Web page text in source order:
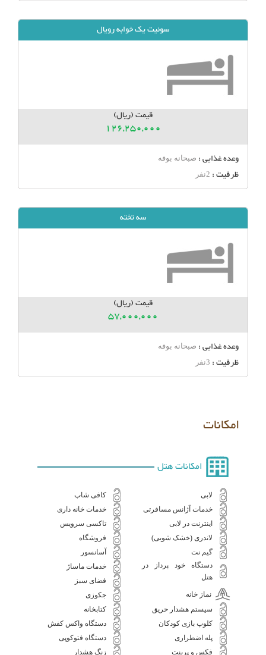
سوئیت یک خوابه رویال
قیمت (ریال)
126,250,000
وعده غذایی : صبحانه بوفه
ظرفیت : 2نفر
سه تخته
قیمت (ریال)
57,000,000
وعده غذایی : صبحانه بوفه
ظرفیت : 3نفر
امکانات
امکانات هتل
لابی
کافی شاپ
خدمات آژانس مسافرتی
خدمات خانه داری
اینترنت در لابی
تاکسی سرویس
لاندری (خشک شویی)
فروشگاه
گیم نت
آسانسور
دستگاه خود پرداز در
هتل
خدمات ماساژ
فضای سبز
نماز خانه
جکوزی
سیستم هشدار حریق
کتابخانه
کلوپ بازی کودکان
دستگاه واکس کفش
پله اضطراری
دستگاه فتوکوپی
فکس و پرینت
زنگ هشدار